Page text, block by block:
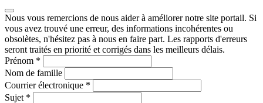
Nous vous remercions de nous aider à améliorer notre site portail. Si
vous avez trouvé une erreur, des informations incohérentes ou
obsolètes, n'hésitez pas à nous en faire part. Les rapports d'erreurs
seront traités en priorité et corrigés dans les meilleurs délais.
Prénom *
Nom de famille
Courrier électronique *
Sujet *